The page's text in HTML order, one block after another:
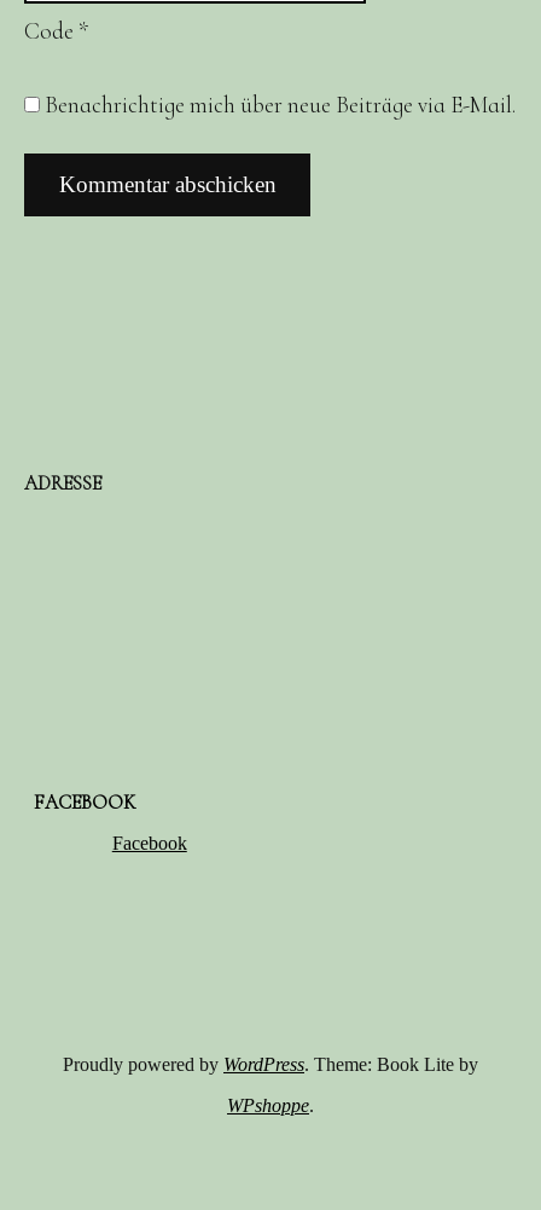
Code *
Benachrichtige mich über neue Beiträge via E-Mail.
ADRESSE
FACEBOOK
Facebook
Proudly powered by WordPress. Theme: Book Lite by
WPshoppe.